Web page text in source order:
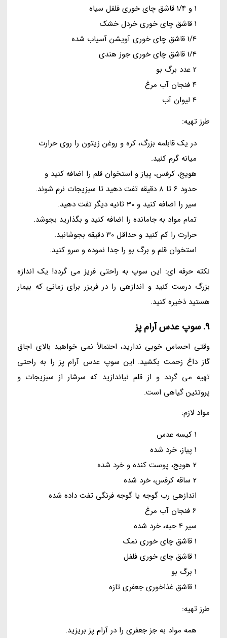
1 و 1/4 قاشق چای خوری فلفل سیاه
1 قاشق چای خوری خردل خشک
1/4 قاشق چای خوری آویشن آسیاب شده
1/4 قاشق چای خوری جوز هندی
2 عدد برگ بو
4 فنجان آب مرغ
4 لیوان آب
طرز تهیه:
در یک قابلمه بزرگ، کره و روغن زیتون را روی حرارت
میانه گرم کنید.
هویج، کرفس، پیاز و استخوان قلم را اضافه کنید و
حدود 6 تا 8 دقیقه تفت دهید تا سبزیجات نرم شوند.
سیر را اضافه کنید و 30 ثانیه دیگر تفت دهید.
تمام مواد به جامانده را اضافه کنید و بگذارید بجوشد.
حرارت را کم کنید و حداقل 30 دقیقه بجوشانید.
استخوان قلم و برگ بو را جدا نموده و سرو کنید.
نکته حرفه ای: این سوپ به راحتی فریز می گردد! یک اندازه
بزرگ درست کنید و اندازهی را در فریزر برای زمانی که بیمار
هستید ذخیره کنید.
9. سوپ عدس آرام پز
وقتی احساس خوبی ندارید، احتمالاً نمی خواهید بالای اجاق
گاز داغ زحمت بکشید. این سوپ عدس آرام پز را به راحتی
تهیه می گردد و از قلم نیاندازید که سرشار از سبزیجات و
پروتئین گیاهی است.
مواد لازم:
1 کیسه عدس
1 پیاز، خرد شده
2 هویج، پوست کنده و خرد شده
2 ساقه کرفس، خرد شده
اندازهی رب گوجه یا گوجه فرنگی تفت داده شده
6 فنجان آب مرغ
سیر 4 حبه، خرد شده
1 قاشق چای خوری نمک
1 قاشق چای خوری فلفل
1 برگ بو
1 قاشق غذاخوری جعفری تازه
طرز تهیه:
همه مواد به جز جعفری را در آرام پز بریزید.